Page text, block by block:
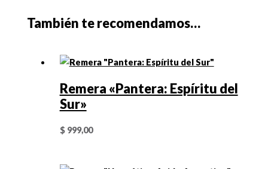
También te recomendamos…
Remera «Pantera: Espíritu del
Sur»
$999,00